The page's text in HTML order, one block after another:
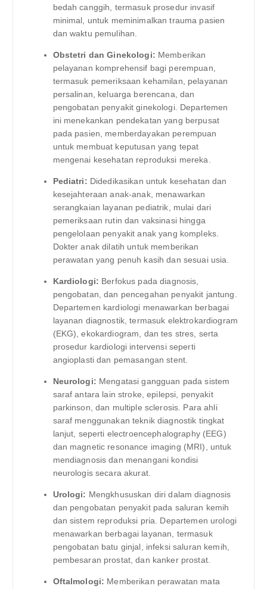
bedah canggih, termasuk prosedur invasif
minimal, untuk meminimalkan trauma pasien
dan waktu pemulihan.
Obstetri dan Ginekologi: Memberikan
pelayanan komprehensif bagi perempuan,
termasuk pemeriksaan kehamilan, pelayanan
persalinan, keluarga berencana, dan
pengobatan penyakit ginekologi. Departemen
ini menekankan pendekatan yang berpusat
pada pasien, memberdayakan perempuan
untuk membuat keputusan yang tepat
mengenai kesehatan reproduksi mereka.
Pediatri: Didedikasikan untuk kesehatan dan
kesejahteraan anak-anak, menawarkan
serangkaian layanan pediatrik, mulai dari
pemeriksaan rutin dan vaksinasi hingga
pengelolaan penyakit anak yang kompleks.
Dokter anak dilatih untuk memberikan
perawatan yang penuh kasih dan sesuai usia.
Kardiologi: Berfokus pada diagnosis,
pengobatan, dan pencegahan penyakit jantung.
Departemen kardiologi menawarkan berbagai
layanan diagnostik, termasuk elektrokardiogram
(EKG), ekokardiogram, dan tes stres, serta
prosedur kardiologi intervensi seperti
angioplasti dan pemasangan stent.
Neurologi: Mengatasi gangguan pada sistem
saraf antara lain stroke, epilepsi, penyakit
parkinson, dan multiple sclerosis. Para ahli
saraf menggunakan teknik diagnostik tingkat
lanjut, seperti electroencephalography (EEG)
dan magnetic resonance imaging (MRI), untuk
mendiagnosis dan menangani kondisi
neurologis secara akurat.
Urologi: Mengkhususkan diri dalam diagnosis
dan pengobatan penyakit pada saluran kemih
dan sistem reproduksi pria. Departemen urologi
menawarkan berbagai layanan, termasuk
pengobatan batu ginjal, infeksi saluran kemih,
pembesaran prostat, dan kanker prostat.
Oftalmologi: Memberikan perawatan mata